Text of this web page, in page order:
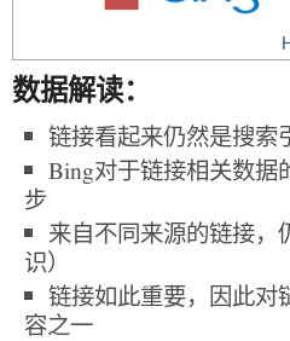
数据解读：
链接看起来仍然是搜索
Bing对于链接相关数据
步
来自不同来源的链接，
识）
链接如此重要，因此对
容之一